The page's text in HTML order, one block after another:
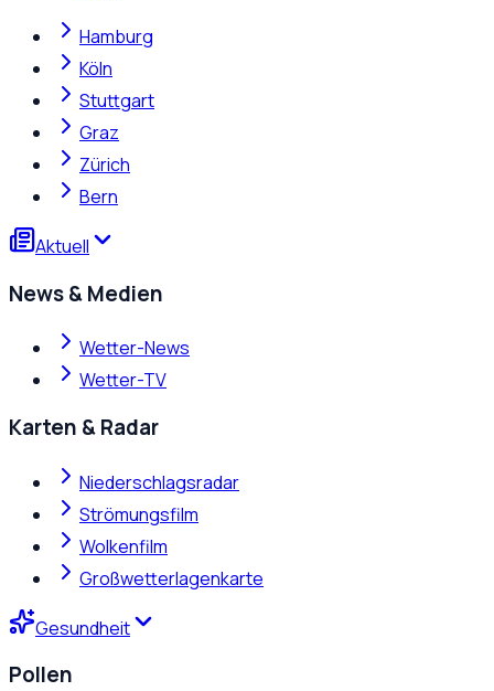
Hamburg
Köln
Stuttgart
Graz
Zürich
Bern
Aktuell
News & Medien
Wetter-News
Wetter-TV
Karten & Radar
Niederschlagsradar
Strömungsfilm
Wolkenfilm
Großwetterlagenkarte
Gesundheit
Pollen